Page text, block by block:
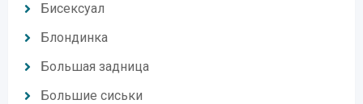
Бисексуал
Блондинка
Большая задница
Большие сиськи